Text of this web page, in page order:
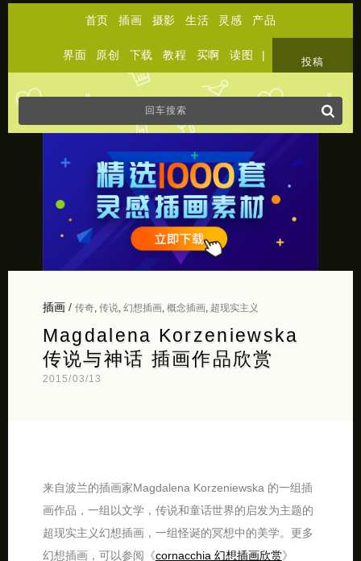
首页 插画 摄影 生活 灵感 产品
界面 原创 下载 教程 买啊 读图 |
投稿
插画/ 传奇, 传说, 幻想插画, 概念插画, 超现实主义
Magdalena Korzeniewska
传说与神话 插画作品欣赏
2015/03/13
来自波兰的插画家Magdalena Korzeniewska 的一组插
画作品，一组以文学，传说和童话世界的启发为主题的
超现实主义幻想插画，一组怪诞的冥想中的美学。更多
幻想插画，可以参阅《cornacchia 幻想插画欣赏》